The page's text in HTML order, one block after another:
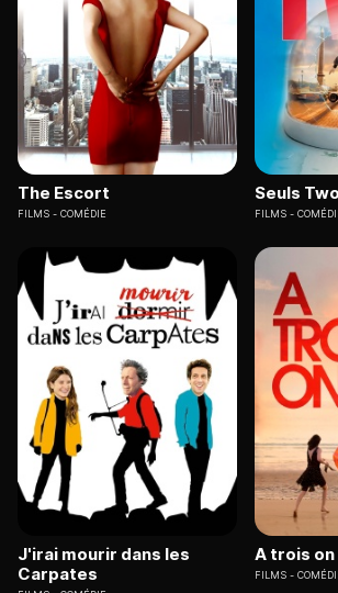
The Escort
FILMS COMÉDIE
Seuls Two
FILMS
J'irai mourir dans les
Carpates
A trois on
FILMS